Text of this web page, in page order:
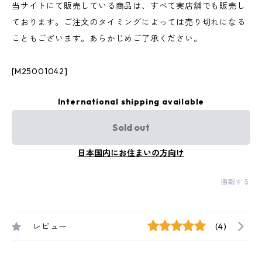
当サイトにて販売している商品は、すべて実店舗でも販売し
ております。ご注文のタイミングによっては売り切れになる
こともございます。あらかじめご了承ください。
[M25001042]
International shipping available
Sold out
日本国内にお住まいの方向け
通報する
レビュー (4)